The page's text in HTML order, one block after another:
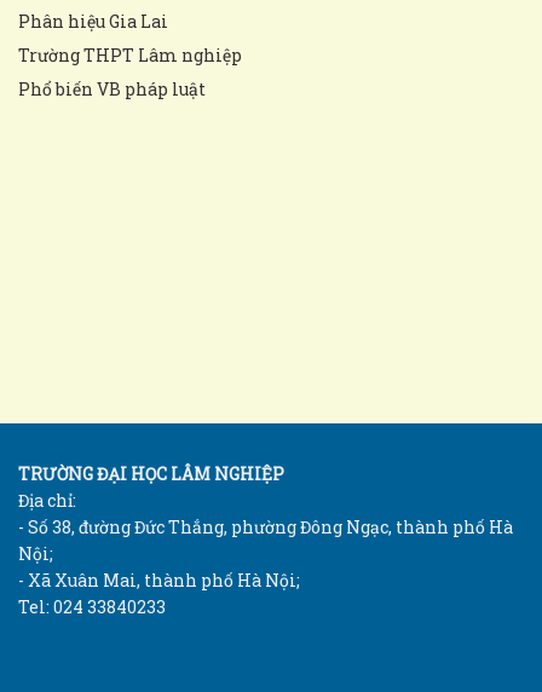
Phân hiệu Gia Lai
Trường THPT Lâm nghiệp
Phổ biến VB pháp luật
TRƯỜNG ĐẠI HỌC LÂM NGHIỆP
Địa chỉ:
- Số 38, đường Đức Thắng, phường Đông Ngạc, thành phố Hà
Nội;
- Xã Xuân Mai, thành phố Hà Nội;
Tel: 024 33840233